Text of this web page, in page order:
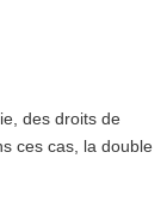
des droits de
ces cas, la double